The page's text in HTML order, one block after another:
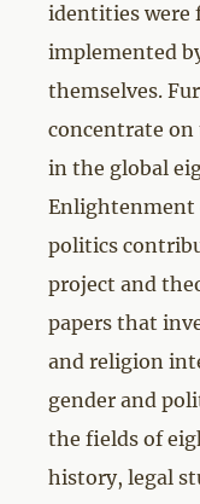
identities were
implemented
themselves.
concentrate on
in the global
Enlightenment
politics
project and
papers that
and religion
gender and
the fields of
history, legal